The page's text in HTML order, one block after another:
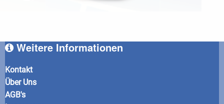
Weitere Informationen
Kontakt
Über Uns
AGB's